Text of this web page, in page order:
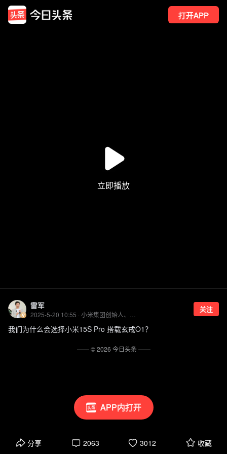
打开APP
APP内打开
雷军 关注
我们为什么会选择小米15S Pro 搭载玄戒O1？
分享 2063 3012 收藏
—— ©2026 今日头条——